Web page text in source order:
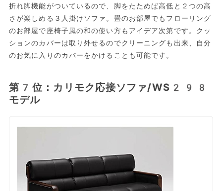
折れ脚機能がついているので、脚をたためば高低と２つの高
さが楽しめる３人掛けソファ。畳のお部屋でもフローリング
のお部屋で座椅子風の和の使い方もアイデア次第です。クッ
ションのカバーは取り外せるのでクリーニングも出来、自分
のお気に入りのカバーをかけることも可能です。
第7位：カリモク応接ソファ/WS298
モデル